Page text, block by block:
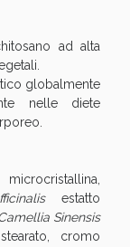
ad alta
globalmente
nelle diete
estatto
Sinensis
cromo